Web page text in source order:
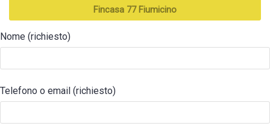
Fincasa 77 Fiumicino
Nome (richiesto)
Telefono o email (richiesto)